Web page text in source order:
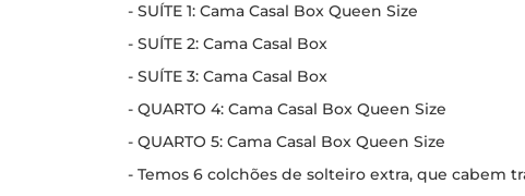
- SUÍTE 1: Cama Casal Box Queen Size
- SUÍTE 2: Cama Casal Box
- SUÍTE 3: Cama Casal Box
- QUARTO 4: Cama Casal Box Queen Size
- QUARTO 5: Cama Casal Box Queen Size
- Temos 6 colchões de solteiro extra, que cabem